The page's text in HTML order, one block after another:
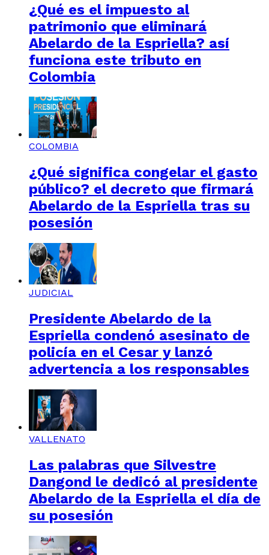
¿Qué es el impuesto al
patrimonio que eliminará
Abelardo de la Espriella? así
funciona este tributo en
Colombia
COLOMBIA
¿Qué significa congelar el gasto
público? el decreto que firmará
Abelardo de la Espriella tras su
posesión
JUDICIAL
Presidente Abelardo de la
Espriella condenó asesinato de
policía en el Cesar y lanzó
advertencia a los responsables
VALLENATO
Las palabras que Silvestre
Dangond le dedicó al presidente
Abelardo de la Espriella el día de
su posesión